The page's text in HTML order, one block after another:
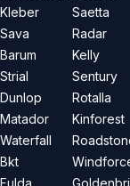
Kleber
Sava
Barum
Strial
Dunlop
Matador
Waterfall
Bkt
Saetta
Radar
Kelly
Sentury
Rotalla
Kinforest